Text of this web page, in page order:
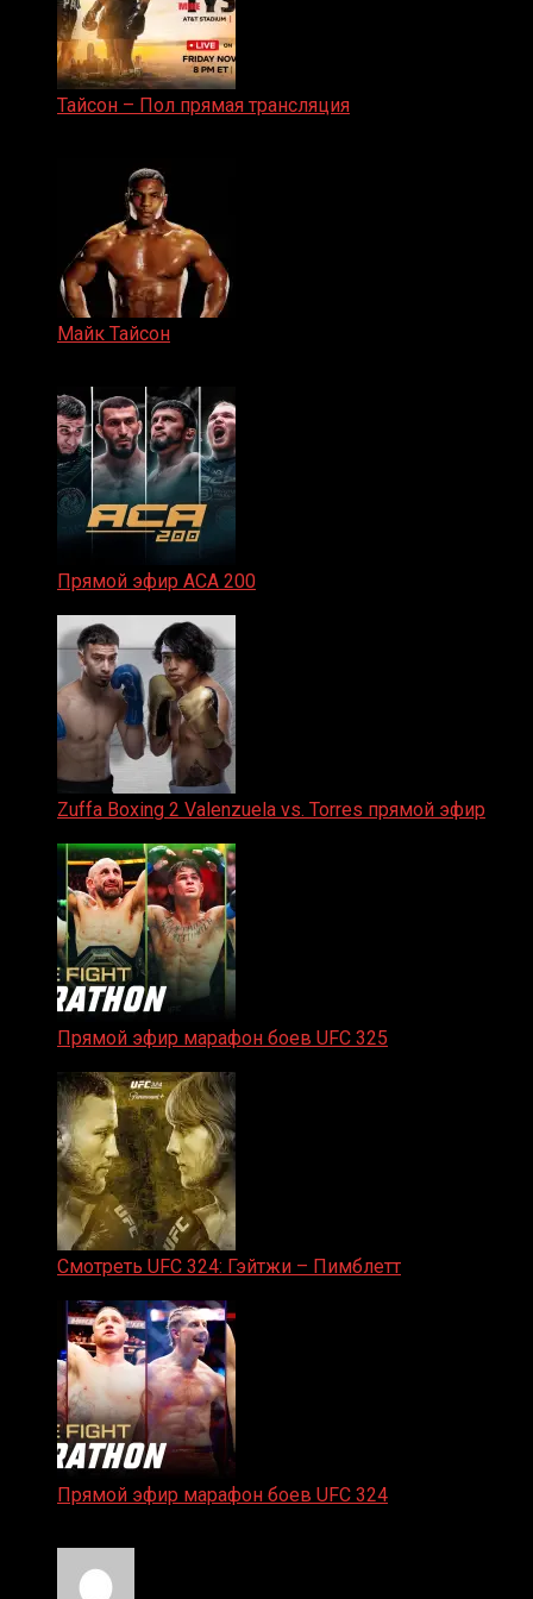
Тайсон – Пол прямая трансляция
Майк Тайсон
Прямой эфир ACA 200
Zuffa Boxing 2 Valenzuela vs. Torres прямой эфир
Прямой эфир марафон боев UFC 325
Смотреть UFC 324: Гэйтжи – Пимблетт
Прямой эфир марафон боев UFC 324